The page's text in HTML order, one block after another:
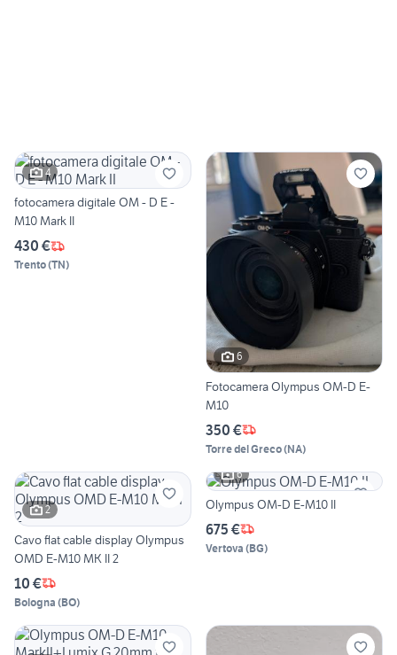
4
fotocamera digitale OM - D E -
M10 Mark II
430 €
Trento(TN)
6
Fotocamera Olympus OM-D E-
M10
350 €
Torre del Greco(NA)
2
Cavo flat cable display Olympus
OMD E-M10 MK II 2
10 €
Bologna (BO)
6
Olympus OM-D E-M10 II
675 €
Vertova (BG)